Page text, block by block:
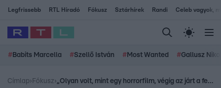
Legfrissebb RTL Híradó Fókusz Sztárhírek Randi Celeb vagyok,
# Babits Marcella #Szellő István # Most Wanted #Gallusz
Címlap› Fókusz› „Olyan volt, mint egy horrorfilm, végig az járt a fejemben, hogy én láttam őt utoljára” – Sáfrány Emese először szólalt meg a teaszeánsz után